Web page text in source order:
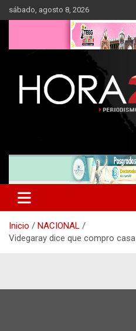
Saltar
al
sábado, agosto 8, 2026
Inicio
NACIONAL
Videgaray dice que compro